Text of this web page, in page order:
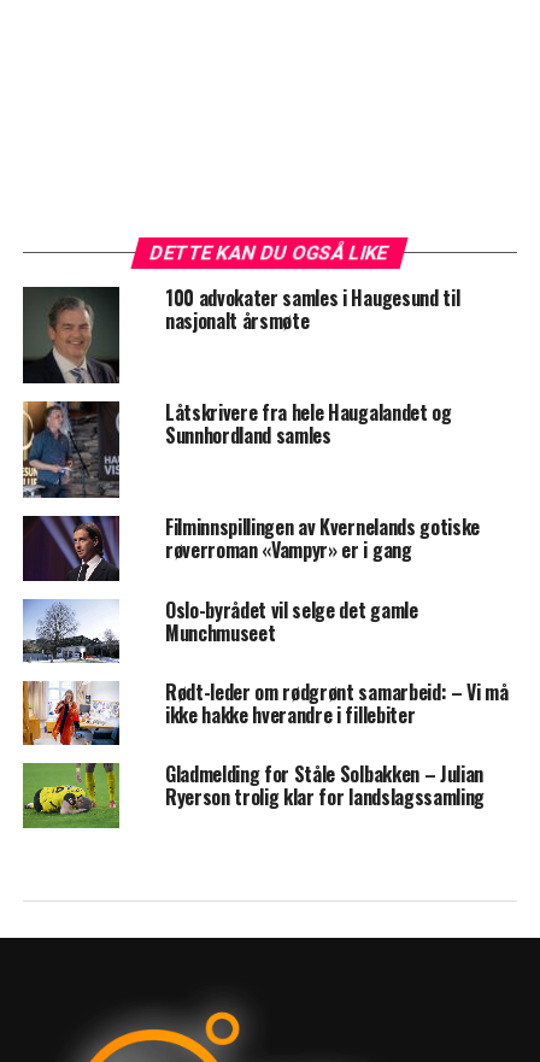
DETTE KAN DU OGSÅ LIKE
100 advokater samles i Haugesund til
nasjonalt årsmøte
Låtskrivere fra hele Haugalandet og
Sunnhordland samles
Filminnspillingen av Kvernelands gotiske
røverroman «Vampyr» er i gang
Oslo-byrådet vil selge det gamle
Munchmuseet
Rødt-leder om rødgrønt samarbeid: – Vi må
ikke hakke hverandre i fillebiter
Gladmelding for Ståle Solbakken – Julian
Ryerson trolig klar for landslagssamling